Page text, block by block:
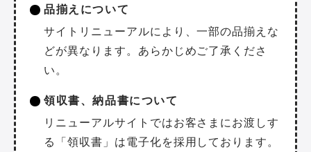
品揃えについて
サイトリニューアルにより、一部の品揃えな
どが異なります。あらかじめご了承くださ
い。
領収書、納品書について
リニューアルサイトではお客さまにお渡しす
る「領収書」は電子化を採用しております。